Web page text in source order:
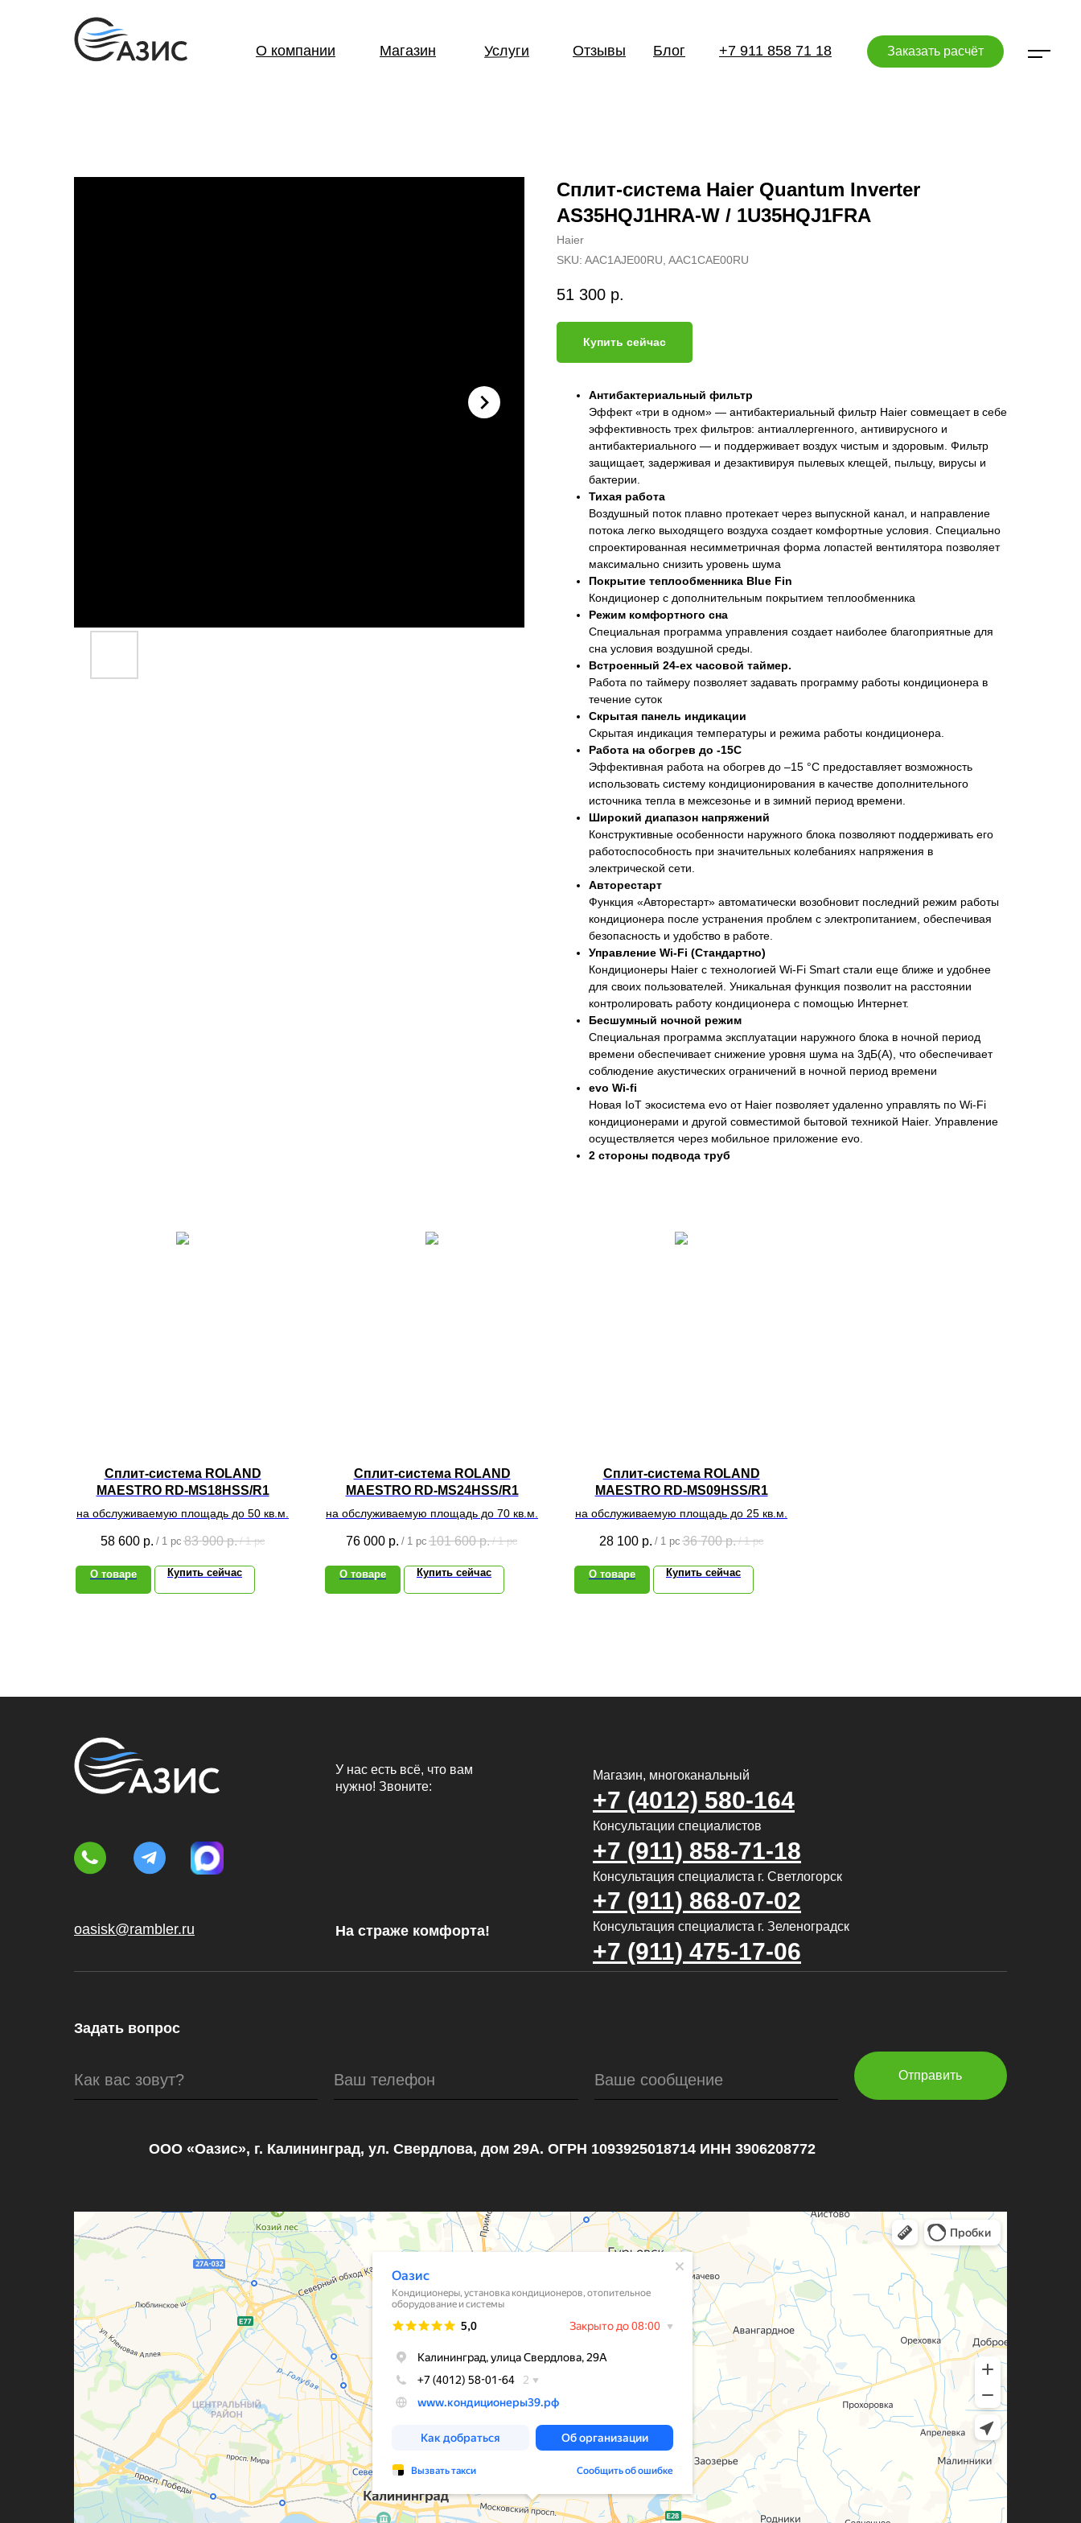
Услуги
О компании +7 911 858 71 18 Заказать расчёт
Отзывы
Магазин Блог
Сплит-система Haier Quantum Inverter
AS35HQJ1HRA-W / 1U35HQJ1FRA
Haier
SKU: AAC1AJE00RU, AAC1CAE00RU
51 300 р.
Купить сейчас
Антибактериальный фильтр
Эффект «три в одном» — антибактериальный фильтр Haier совмещает в себе
эффективность трех фильтров: антиаллергенного, антивирусного и
антибактериального — и поддерживает воздух чистым и здоровым. Фильтр
защищает, задерживая и дезактивируя пылевых клещей, пыльцу, вирусы и
бактерии.
Тихая работа
Воздушный поток плавно протекает через выпускной канал, и направление
потока легко выходящего воздуха создает комфортные условия. Специально
спроектированная несимметричная форма лопастей вентилятора позволяет
максимально снизить уровень шума
Покрытие теплообменника Blue Fin
Кондиционер с дополнительным покрытием теплообменника
Режим комфортного сна
Специальная программа управления создает наиболее благоприятные для
сна условия воздушной среды.
Встроенный 24-ех часовой таймер.
Работа по таймеру позволяет задавать программу работы кондиционера в
течение суток
Скрытая панель индикации
Скрытая индикация температуры и режима работы кондиционера.
Работа на обогрев до -15С
Эффективная работа на обогрев до –15 °С предоставляет возможность
использовать систему кондиционирования в качестве дополнительного
источника тепла в межсезонье и в зимний период времени.
Широкий диапазон напряжений
Конструктивные особенности наружного блока позволяют поддерживать его
работоспособность при значительных колебаниях напряжения в
электрической сети.
Авторестарт
Функция «Авторестарт» автоматически возобновит последний режим работы
кондиционера после устранения проблем с электропитанием, обеспечивая
безопасность и удобство в работе.
Управление Wi-Fi (Стандартно)
Кондиционеры Haier с технологией Wi-Fi Smart стали еще ближе и удобнее
для своих пользователей. Уникальная функция позволит на расстоянии
контролировать работу кондиционера с помощью Интернет.
Бесшумный ночной режим
Специальная программа эксплуатации наружного блока в ночной период
времени обеспечивает снижение уровня шума на 3дБ(А), что обеспечивает
соблюдение акустических ограничений в ночной период времени
evo Wi-fi
Новая IoT экосистема evo от Haier позволяет удаленно управлять по Wi-Fi
кондиционерами и другой совместимой бытовой техникой Haier. Управление
осуществляется через мобильное приложение evo.
2 стороны подвода труб
Сплит-система ROLAND
MAESTRO RD-MS18HSS/R1
на обслуживаемую площадь до 50 кв.м.
58 600 р. / 1 pc 83 900 р. / 1 pc
О товаре Купить сейчас
Сплит-система ROLAND
MAESTRO RD-MS24HSS/R1
на обслуживаемую площадь до 70 кв.м.
76 000 р. / 1 pc 101 600 р. / 1 pc
О товаре Купить сейчас
Сплит-система ROLAND
MAESTRO RD-MS09HSS/R1
на обслуживаемую площадь до 25 кв.м.
28 100 р. / 1 pc 36 700 р. / 1 pc
О товаре Купить сейчас
Как вас зовут? Ваш телефон Ваше сообщение Отправить
oasisk@rambler.ru
У нас есть всё, что вам
нужно! Звоните:
На страже комфорта!
Магазин, многоканальный
Консультация специалиста г. Светлогорск
Консультация специалиста г. Зеленоградск
Консультации специалистов
+7 (911) 858-71-18
+7 (911) 475-17-06
+7 (911) 868-07-02
+7 (4012) 580-164
Задать вопрос
ООО «Оазис», г. Калининград, ул. Свердлова, дом 29А. ОГРН 1093925018714 ИНН 3906208772